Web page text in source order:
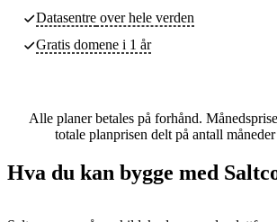
Datasentre over hele verden
Gratis domene i 1 år
Alle planer betales på forhånd.
totale planprisen delt på antall
Hva du kan bygge med